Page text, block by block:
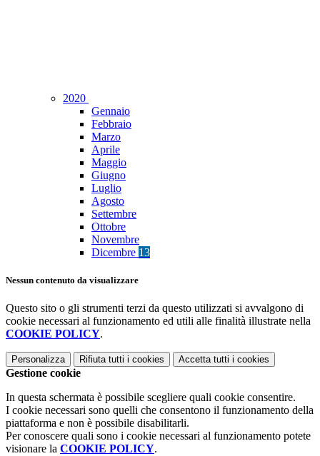
2020
Gennaio
Febbraio
Marzo
Aprile
Maggio
Giugno
Luglio
Agosto
Settembre
Ottobre
Novembre
Dicembre 13
Nessun contenuto da visualizzare
Questo sito o gli strumenti terzi da questo utilizzati si avvalgono di
cookie necessari al funzionamento ed utili alle finalità illustrate nella
COOKIE POLICY.
Personalizza Rifiuta tutti i cookies Accetta tutti i cookies
Gestione cookie
In questa schermata è possibile scegliere quali cookie consentire.
I cookie necessari sono quelli che consentono il funzionamento della
piattaforma e non è possibile disabilitarli.
Per conoscere quali sono i cookie necessari al funzionamento potete
visionare la COOKIE POLICY.